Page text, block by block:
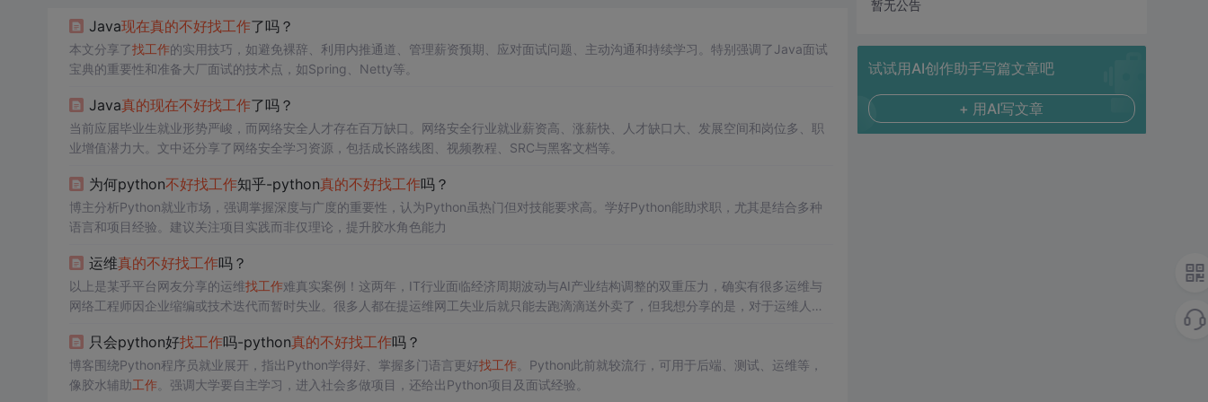
Java现在真的不好找工作了吗？
本文分享了找工作的实用技巧，如避免裸辞、利用内推通道、管理薪资预期、应对面试问题、主动沟通和持续学习。特别强调了Java面试
宝典的重要性和准备大厂面试的技术点，如Spring、Netty等。
Java真的现在不好找工作了吗？
当前应届毕业生就业形势严峻，而网络安全人才存在百万缺口。网络安全行业就业薪资高、涨薪快、人才缺口大、发展空间和岗位多、职
业增值潜力大。文中还分享了网络安全学习资源，包括成长路线图、视频教程、SRC与黑客文档等。
为何python不好找工作知乎-python真的不好找工作吗？
博主分析Python就业市场，强调掌握深度与广度的重要性，认为Python虽热门但对技能要求高。学好Python能助求职，尤其是结合多种
语言和项目经验。建议关注项目实践而非仅理论，提升胶水角色能力
运维真的不好找工作吗？
以上是某乎平台网友分享的运维找工作难真实案例！这两年，IT行业面临经济周期波动与AI产业结构调整的双重压力，确实有很多运维与
网络工程师因企业缩编或技术迭代而暂时失业。很多人都在提运维网工失业后就只能去跑滴滴送外卖了，但我想分享的是，对于运维人员
只会python好找工作吗-python真的不好找工作吗？
博客围绕Python程序员就业展开，指出Python学得好、掌握多门语言更好找工作。Python此前就较流行，可用于后端、测试、运维等，
像胶水辅助工作。强调大学要自主学习，进入社会多做项目，还给出Python项目及面试经验。
暂无公告
试试用AI创作助手写篇文章吧
+ 用AI写文章